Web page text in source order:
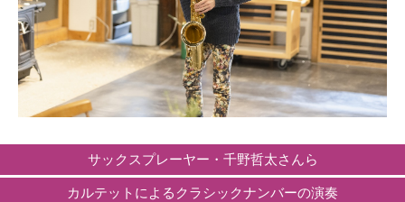
サックスプレーヤー・千野哲太さんら
カルテットによるクラシックナンバーの演奏